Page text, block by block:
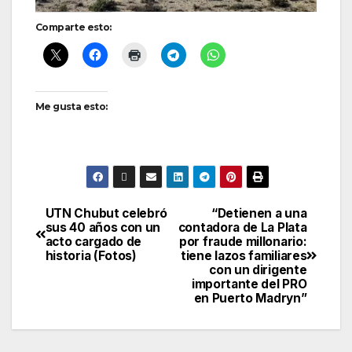
Comparte esto:
Me gusta esto:
Navegación
de
“Detienen a una
contadora de La Plata
por fraude millonario:
tiene lazos familiares
con un dirigente
importante del PRO
en Puerto Madryn”
UTN Chubut celebró
sus 40 años con un
acto cargado de
historia (Fotos)